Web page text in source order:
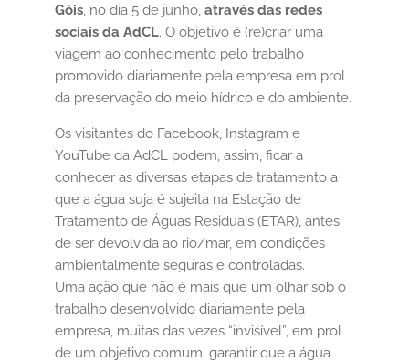
Góis, no dia 5 de junho,através das redes
sociais da AdCL. O objetivo é (re)criar uma
viagem ao conhecimento pelo trabalho
promovido diariamente pela empresa em prol
da preservação do meio hídrico e do ambiente.
Os visitantes do Facebook, Instagram e
YouTube da AdCL podem, assim, ficar a
conhecer as diversas etapas de tratamento a
que a água suja é sujeita na Estação de
Tratamento de Águas Residuais (ETAR), antes
de ser devolvida ao rio/mar, em condições
ambientalmente seguras e controladas.
Uma ação que não é mais que um olhar sob o
trabalho desenvolvido diariamente pela
empresa, muitas das vezes “invisível”, em prol
de um objetivo comum: garantir que a água